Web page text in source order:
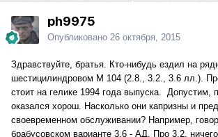
ph9975
Опубликовано 26 октября, 2015
Здравствуйте, братья. Кто-нибудь ездил на
шестицилиндровом М 104 (2.8., 3.2., 3.6 лл.).
стоит на гелике 1994 года выпуска. Допустим,
оказался хорош. Насколько они капризны и
своевременном обслуживании? Например,
брабусовском варианте 3.6 - АД. Про 3.2.